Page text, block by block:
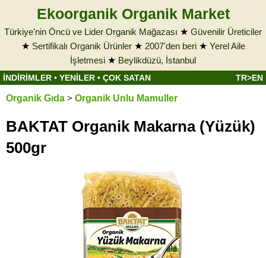
Ekoorganik Organik Market
Türkiye'nin Öncü ve Lider Organik Mağazası ★ Güvenilir Üreticiler
★ Sertifikalı Organik Ürünler★ 2007'den beri★ Yerel Aile
İşletmesi ★ Beylikdüzü, İstanbul
İNDİRİMLER • YENİLER • ÇOK SATAN TR>EN
Organik Gıda > Organik Unlu Mamuller
BAKTAT Organik Makarna (Yüzük)
500gr